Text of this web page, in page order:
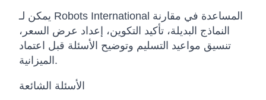
يمكن لـ Robots International المساعدة في مقارنة
النماذج البديلة، تأكيد التكوين، إعداد عرض السعر،
تنسيق مواعيد التسليم وتوضيح الأسئلة قبل اعتماد
الميزانية.
الأسئلة الشائعة